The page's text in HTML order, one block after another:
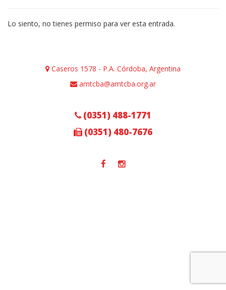
Lo siento, no tienes permiso para ver esta entrada.
Caseros 1578 - P.A. Córdoba, Argentina
amtcba@amtcba.org.ar
(0351) 488-1771
(0351) 480-7676